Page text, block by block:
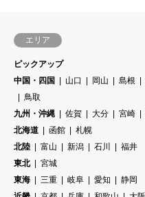
エリア
ピックアップ
中国・四国
山口 岡山 島根
鳥取
九州・沖縄
佐賀 大分 宮崎
北海道
函館
札幌
北陸
富山 新潟 石川
福井
東北
宮城
東海
三重 岐阜 愛知
静岡